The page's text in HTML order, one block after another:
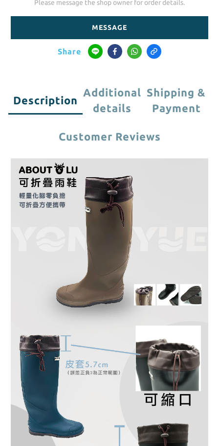
Please message the shop owner for order details.
MESSAGE
Share
Description
Additional
details
Shipping &
Payment
Customer Reviews